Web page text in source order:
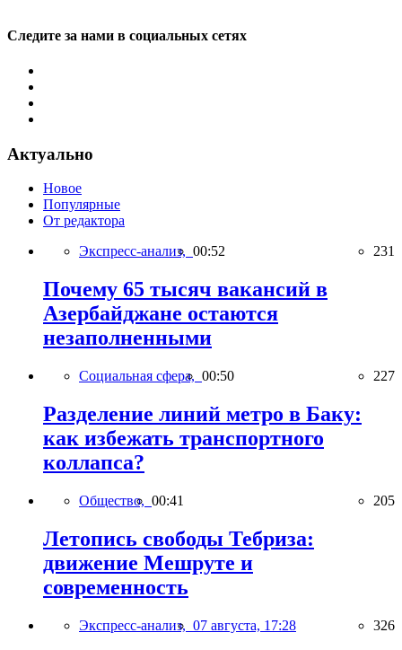
Следите за нами в социальных сетях
Актуально
Новое
Популярные
От редактора
Экспресс-анализ, 00:52 231
Почему 65 тысяч вакансий в
Азербайджане остаются
незаполненными
Социальная сфера, 00:50 227
Разделение линий метро в Баку:
как избежать транспортного
коллапса?
Общество, 00:41 205
Летопись свободы Тебриза:
движение Мешруте и
современность
Экспресс-анализ, 07 августа, 17:28 326